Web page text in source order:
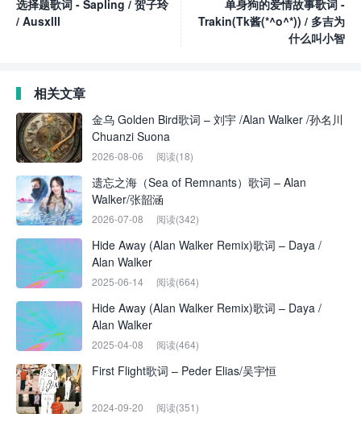
选择题歌词 - Sapling / 贺子玲
/ Ausxlll
单身狗的爱情故事歌词 -
Trakin(Tk酱(*^o^*)) / 多吉为
什么叫小智
相关文章
金乌 Golden Bird歌词 – 刘宇 /Alan Walker /孙名川
Chuanzi Suona
2026-08-06 阅读(18)
遗忘之海（Sea of Remnants）歌词 – Alan
Walker/张韶涵
2026-07-08 阅读(342)
Hide Away (Alan Walker Remix)歌词 – Daya /
Alan Walker
2025-06-14 阅读(664)
Hide Away (Alan Walker Remix)歌词 – Daya /
Alan Walker
2025-04-08 阅读(464)
First Flight歌词 – Peder Elias/吴宇恒
2024-09-20 阅读(351)